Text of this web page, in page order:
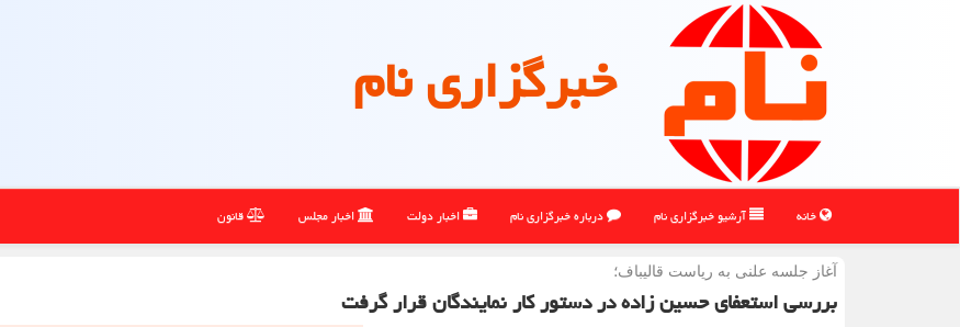
خبرگزاری نام
خانه آرشیو خبرگزاری نام درباره خبرگزاری نام اخبار دولت اخبار مجلس قانون
آغاز جلسه علنی به ریاست قالیباف؛
بررسی استعفای حسین زاده در دستور کار نمایندگان قرار گرفت